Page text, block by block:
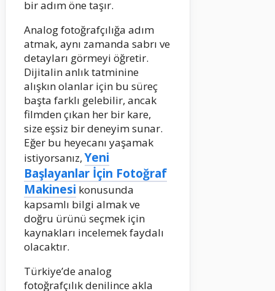
bir adım öne taşır.
Analog fotoğrafçılığa adım
atmak, aynı zamanda sabrı ve
detayları görmeyi öğretir.
Dijitalin anlık tatminine
alışkın olanlar için bu süreç
başta farklı gelebilir, ancak
filmden çıkan her bir kare,
size eşsiz bir deneyim sunar.
Eğer bu heyecanı yaşamak
istiyorsanız,Yeni
Başlayanlar İçin Fotoğraf
Makinesi konusunda
kapsamlı bilgi almak ve
doğru ürünü seçmek için
kaynakları incelemek faydalı
olacaktır.
Türkiye’de analog
fotoğrafçılık denilince akla